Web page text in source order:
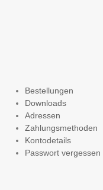
Bestellungen
Downloads
Adressen
Zahlungsmethoden
Kontodetails
Passwort vergessen